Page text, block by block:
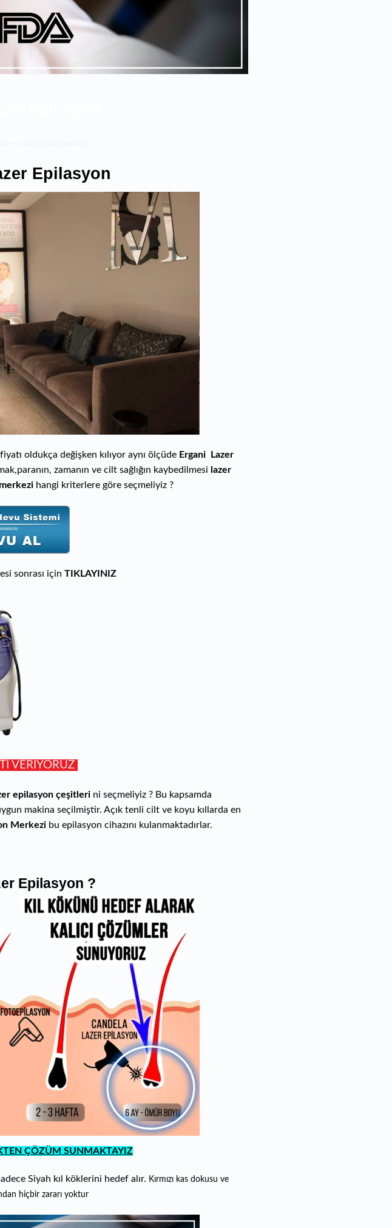
Epilasyon
oldukça değişken kılıyor aynı ölçüde Ergani Lazer
zamanın ve cilt sağlığın kaybedilmesi lazer
hangi kriterlere göre seçmeliyiz ?
sonrası içinTIKLAYINIZ
VERİYORUZ
epilasyon çeşitlerini seçmeliyiz ? Bu kapsamda
makina seçilmiştir. Açık tenli cilt ve koyu kıllarda en
Merkezi bu epilasyon cihazını kulanmaktadırlar.
Epilasyon ?
ÇÖZÜM SUNMAKTAYIZ
Siyah kıl köklerini hedef alır. Kırmızı kas dokusu ve
hiçbir zararı yoktur